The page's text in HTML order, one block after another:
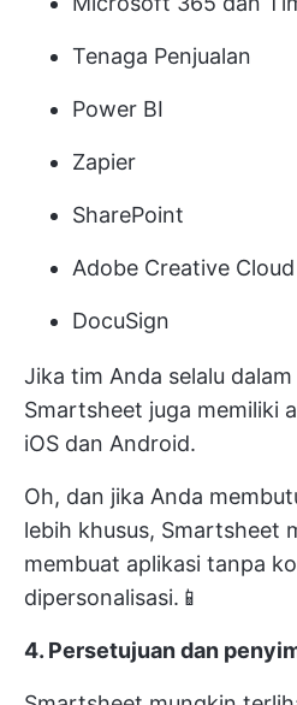
Tenaga Penjualan
Power BI
Zapier
SharePoint
Adobe Creative Cloud
DocuSign
Jika tim Anda selalu
Smartsheet juga memiliki
iOS dan Android.
Oh, dan jika Anda
lebih khusus, Smartsheet
membuat aplikasi tanpa
dipersonalisasi.📱
4. Persetujuan dan